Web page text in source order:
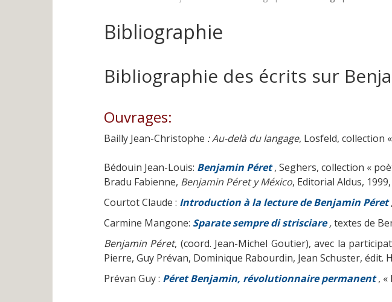
Bibliographie
Bibliographie des écrits sur
Ouvrages:
Bailly Jean-Christophe : Au-delà du langage, Losfeld, collection
Bédouin Jean-Louis: Benjamin Péret, Seghers, collection «
Bradu Fabienne, Benjamin Péret y México, Editorial Aldus,
Courtot Claude : Introduction à la lecture de Benjamin Péret
Carmine Mangone: Sparate sempre di strisciare,textes de
Benjamin Péret, (coord. Jean-Michel Goutier), avec la
Pierre, Guy Prévan, Dominique Rabourdin, Jean Schuster, édit.
Prévan Guy : Péret Benjamin, révolutionnaire permanent , «